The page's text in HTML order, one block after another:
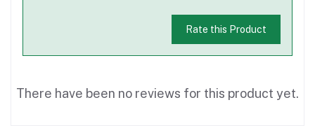
Rate this Product
There have been no reviews for this product yet.